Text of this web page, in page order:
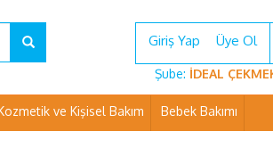
Giriş Yap Üye Ol
Şube: İDEAL
ve Kişisel Bakım Bebek Bakımı